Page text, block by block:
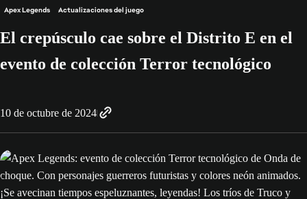
Apex Legends Actualizaciones del juego
El crepúsculo cae sobre el Distrito E en el
evento de colección Terror tecnológico
10 de octubre de 2024
¡Se avecinan tiempos espeluznantes, leyendas! Los tríos de Truco y